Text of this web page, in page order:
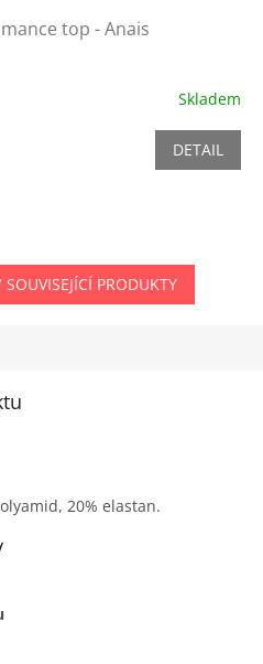
top - Anais
Skladem
DETAIL
PRODUKTY
20% elastan.